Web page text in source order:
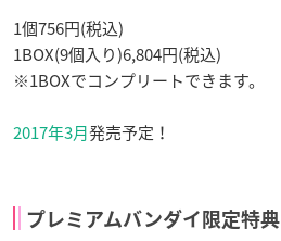
1個756円(税込)
1BOX(9個入り)6,804円(税込)
※1BOXでコンプリートできます。
2017年3月発売予定！
プレミアムバンダイ限定特典